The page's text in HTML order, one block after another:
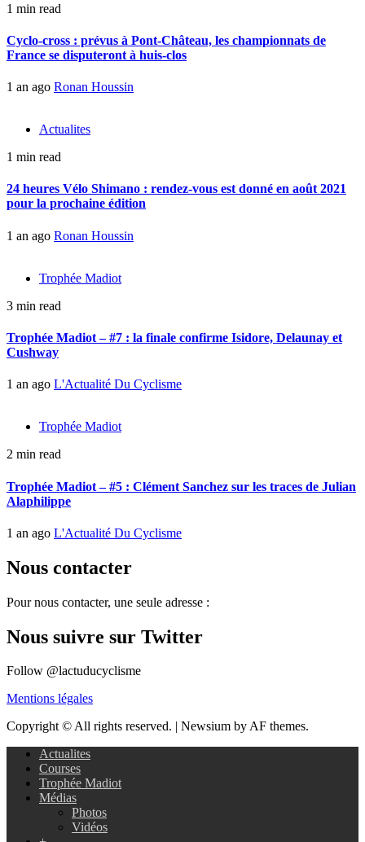
1 min read
Cyclo-cross : prévus à Pont-Château, les championnats de
France se disputeront à huis-clos
1 an ago Ronan Houssin
Actualites
1 min read
24 heures Vélo Shimano : rendez-vous est donné en août 2021
pour la prochaine édition
1 an ago Ronan Houssin
Trophée Madiot
3 min read
Trophée Madiot – #7 : la finale confirme Isidore, Delaunay et
Cushway
1 an ago L'Actualité Du Cyclisme
Trophée Madiot
2 min read
Trophée Madiot – #5 : Clément Sanchez sur les traces de Julian
Alaphilippe
1 an ago L'Actualité Du Cyclisme
Nous contacter
Pour nous contacter, une seule adresse :
Nous suivre sur Twitter
Follow @lactuducyclisme
Mentions légales
Copyright © All rights reserved. | Newsium by AF themes.
Actualites
Courses
Trophée Madiot
Médias
Photos
Vidéos